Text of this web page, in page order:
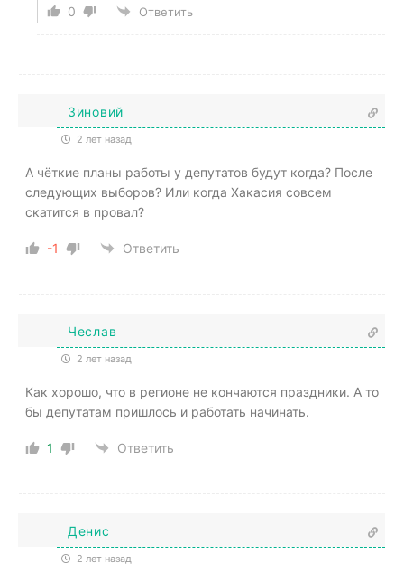
0 Ответить
Зиновий
2 лет назад
А чёткие планы работы у депутатов будут когда? После
следующих выборов? Или когда Хакасия совсем
скатится в провал?
-1 Ответить
Чеслав
2 лет назад
Как хорошо, что в регионе не кончаются праздники. А то
бы депутатам пришлось и работать начинать.
1 Ответить
Денис
2 лет назад